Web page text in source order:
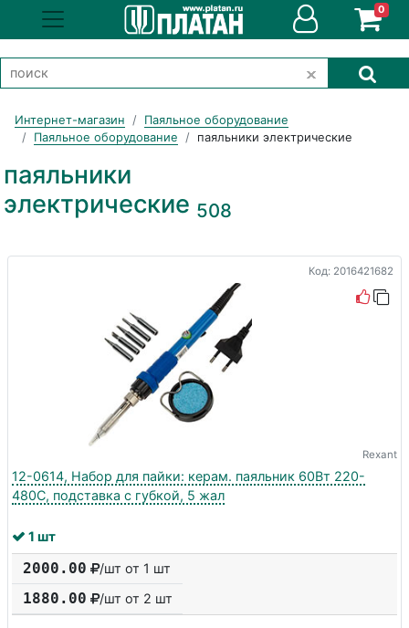
0
Интернет-магазин
Паяльное оборудование
Паяльное оборудование
паяльники электрические
паяльники
электрические 508
Код: 2016421682
Rexant
12-0614, Набор для пайки: керам. паяльник 60Вт 220-
480C, подставка с губкой, 5 жал
1 шт
2000.00 /шт от 1 шт
1880.00 /шт от 2 шт